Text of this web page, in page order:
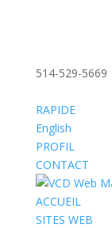
514-529-5669
RAPIDE
English
PROFIL
CONTACT
ACCUEIL
SITES WEB